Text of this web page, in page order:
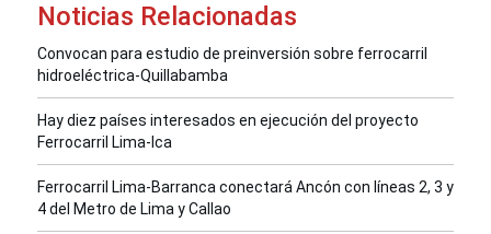
Noticias Relacionadas
Convocan para estudio de preinversión sobre ferrocarril
hidroeléctrica-Quillabamba
Hay diez países interesados en ejecución del proyecto
Ferrocarril Lima-Ica
Ferrocarril Lima-Barranca conectará Ancón con líneas 2, 3 y
4 del Metro de Lima y Callao